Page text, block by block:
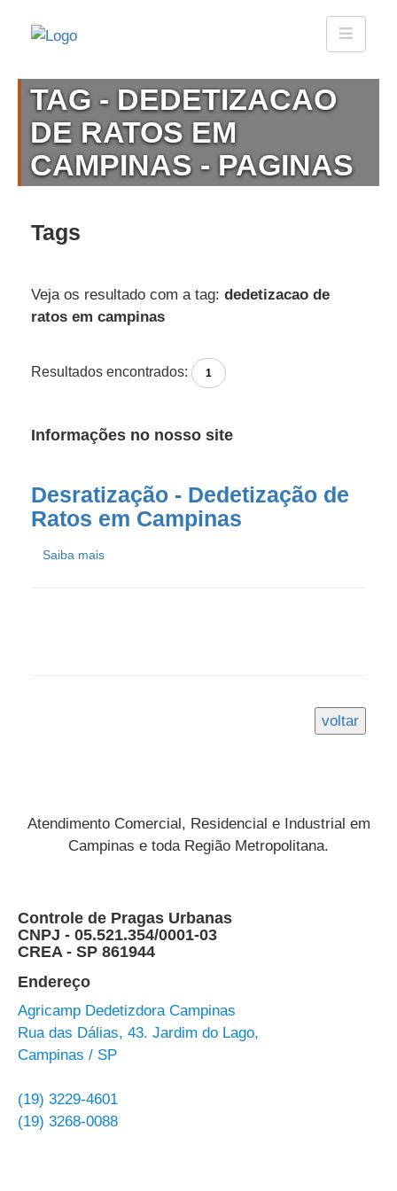
TAG - DEDETIZACAO
DE RATOS EM
CAMPINAS - PAGINAS
Tags
Veja os resultado com a tag: dedetizacao de
ratos em campinas
Resultados encontrados: 1
Informações no nosso site
Desratização - Dedetização de
Ratos em Campinas
Saiba mais
Atendimento Comercial, Residencial e Industrial em
Campinas e toda Região Metropolitana.
Controle de Pragas Urbanas
CNPJ - 05.521.354/0001-03
CREA - SP 861944
Endereço
Agricamp Dedetizdora Campinas
Rua das Dálias, 43. Jardim do Lago,
Campinas / SP
(19) 3229-4601
(19) 3268-0088